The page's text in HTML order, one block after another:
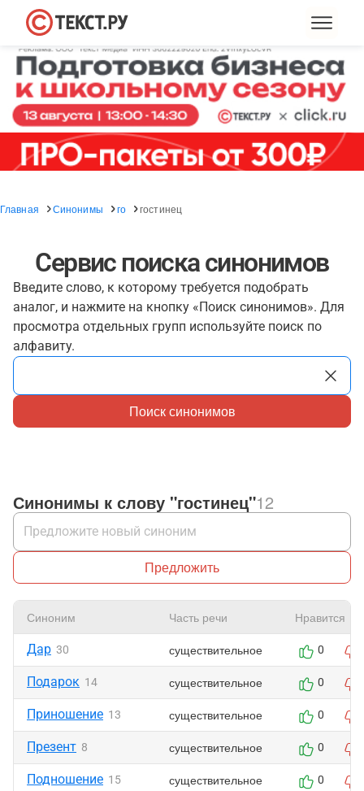
Главная Синонимы го гостинец
Сервис поиска синонимов
Введите слово, к которому требуется подобрать
аналог, и нажмите на кнопку «Поиск синонимов». Для
просмотра отдельных групп используйте поиск по
алфавиту.
Поиск синонимов
Синонимы к слову "гостинец"12
Предложить
Синоним Часть речи Нравится
Дар 30 существительное 0
Подарок 14 существительное 0
Приношение 13 существительное 0
Презент 8 существительное 0
Подношение 15 существительное 0